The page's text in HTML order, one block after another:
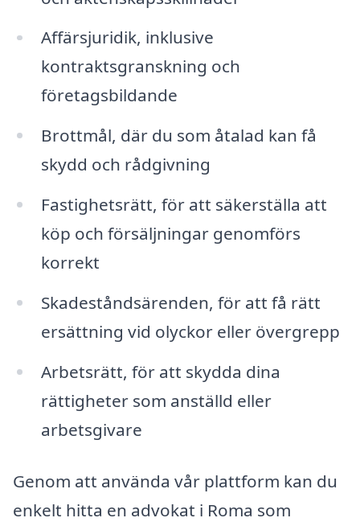
Affärsjuridik, inklusive
kontraktsgranskning och
företagsbildande
Brottmål, där du som åtalad kan få
skydd och rådgivning
Fastighetsrätt, för att säkerställa att
köp och försäljningar genomförs
korrekt
Skadeståndsärenden, för att få rätt
ersättning vid olyckor eller övergrepp
Arbetsrätt, för att skydda dina
rättigheter som anställd eller
arbetsgivare
Genom att använda vår plattform kan du
enkelt hitta en advokat i Roma som